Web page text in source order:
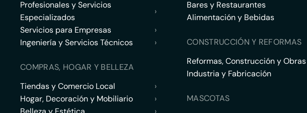
Profesionales y Servicios
Especializados
›
Servicios para Empresas
›
Ingeniería y Servicios Técnicos
›
COMPRAS, HOGAR Y BELLEZA
Tiendas y Comercio Local
›
Hogar, Decoración y Mobiliario
›
Bares y Restaurantes
Alimentación y Bebidas
CONSTRUCCIÓN Y REFORMAS
Reformas, Construcción y Obras
Industria y Fabricación
MASCOTAS